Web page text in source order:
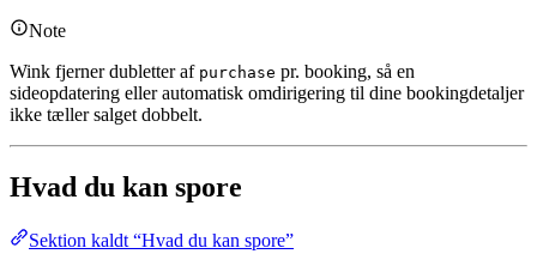
Note
Wink fjerner dubletter af purchase pr. booking, så en
sideopdatering eller automatisk omdirigering til dine bookingdetaljer
ikke tæller salget dobbelt.
Hvad du kan spore
Sektion kaldt “Hvad du kan spore”